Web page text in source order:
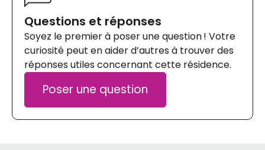
Questions et réponses
Soyez le premier à poser une question ! Votre
curiosité peut en aider d’autres à trouver des
réponses utiles concernant cette résidence.
Poser une question